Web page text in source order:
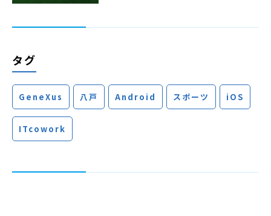
タグ
GeneXus 八戸 Android スポーツ iOS
ITcowork